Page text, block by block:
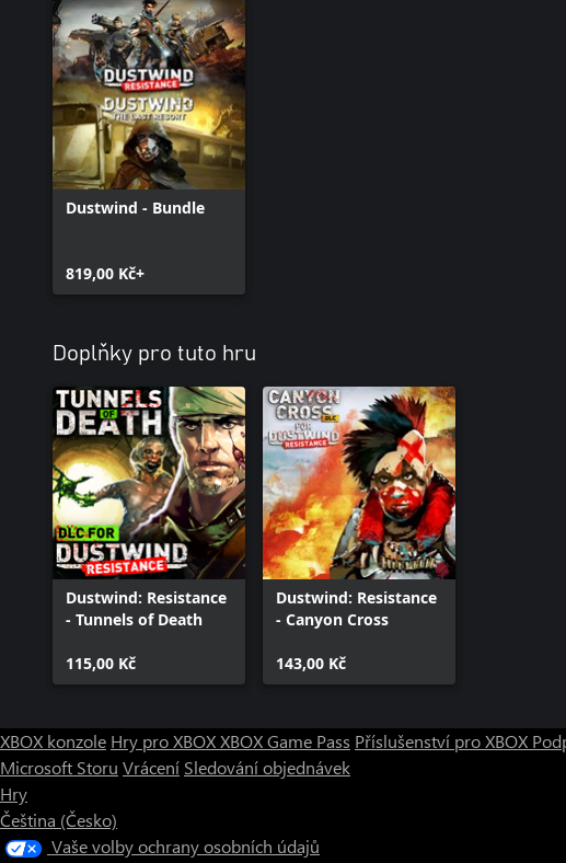
Dustwind - Bundle
819,00 Kč+
Doplňky pro tuto hru
Dustwind: Resistance
- Tunnels of Death
115,00 Kč
Dustwind: Resistance
- Canyon Cross
143,00 Kč
XBOX konzole Hry pro XBOXXBOX Game Pass Příslušenství pro XBOX
Microsoft Storu Vrácení Sledování objednávek
Hry
Čeština (Česko)
Vaše volby ochrany osobních údajů